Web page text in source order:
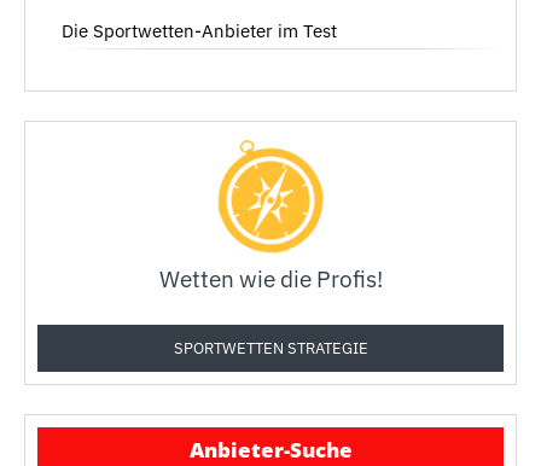
Die Sportwetten-Anbieter im Test
Wetten wie die Profis!
SPORTWETTEN STRATEGIE
Anbieter-Suche